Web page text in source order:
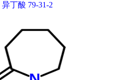
异丁酸 79-31-2